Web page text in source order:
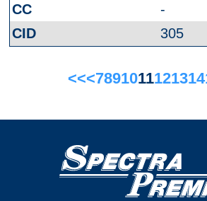
-
305
<<<7891011121314